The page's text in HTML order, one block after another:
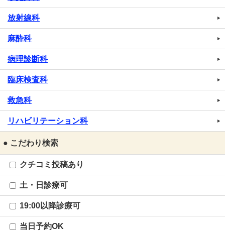
放射線科
麻酔科
病理診断科
臨床検査科
救急科
リハビリテーション科
● こだわり検索
クチコミ投稿あり
土・日診療可
19:00以降診療可
当日予約OK